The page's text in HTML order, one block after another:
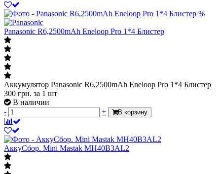
%
Panasonic R6,2500mAh Eneloop Pro 1*4 Блистер
Аккумулятор Panasonic R6,2500mAh Eneloop Pro 1*4 Блистер
300 грн. за 1 шт
В наличии
-
+ В корзину
АккуСбор. Mini Mastak MH40B3AL2